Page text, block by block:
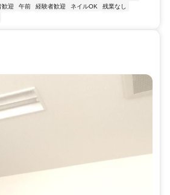
歓迎 午前 経験者歓迎 ネイルOK
残業なし